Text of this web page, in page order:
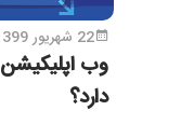
22 شهریور 1399
وب
دارد؟